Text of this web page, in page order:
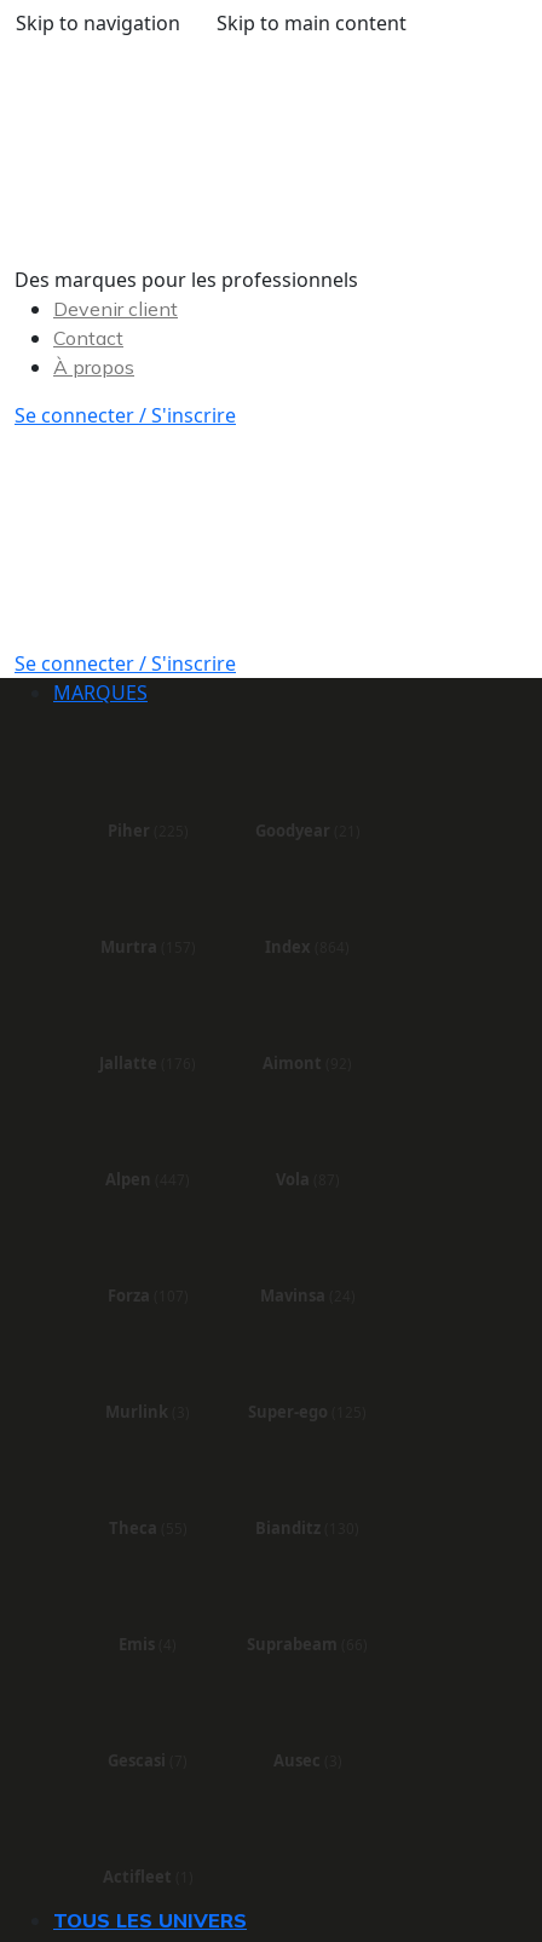
Skip to navigation Skip to main content
Des marques pour les professionnels
Devenir client
Contact
À propos
Se connecter / S'inscrire
Se connecter / S'inscrire
MARQUES
Piher Goodyear
Murtra Index
Jallatte Aimont
Alpen Vola
Forza Mavinsa
Murlink Super-ego
Theca Bianditz
Emis Suprabeam
Gescasi Ausec
Actifleet
TOUS LES UNIVERS